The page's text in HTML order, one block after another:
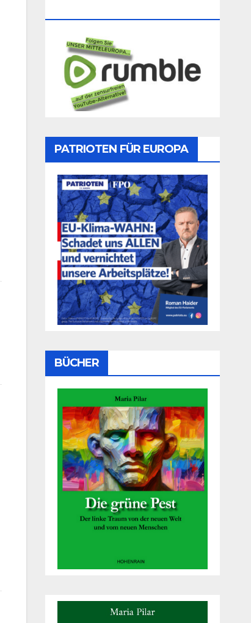
PATRIOTEN FÜR EUROPA
BÜCHER